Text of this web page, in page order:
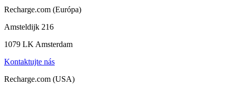
Recharge.com (Európa)
Amsteldijk 216
1079 LK Amsterdam
Kontaktujte nás
Recharge.com (USA)